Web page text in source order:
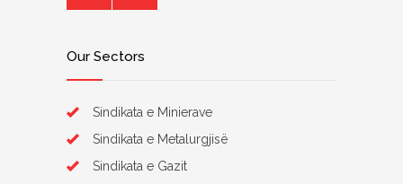
Our Sectors
Sindikata e Minierave
Sindikata e Metalurgjisë
Sindikata e Gazit